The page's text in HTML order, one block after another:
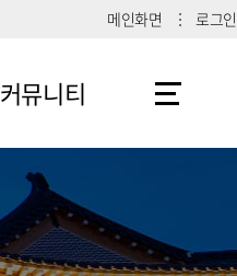
메인화면 로그인
커뮤니티
공지사항